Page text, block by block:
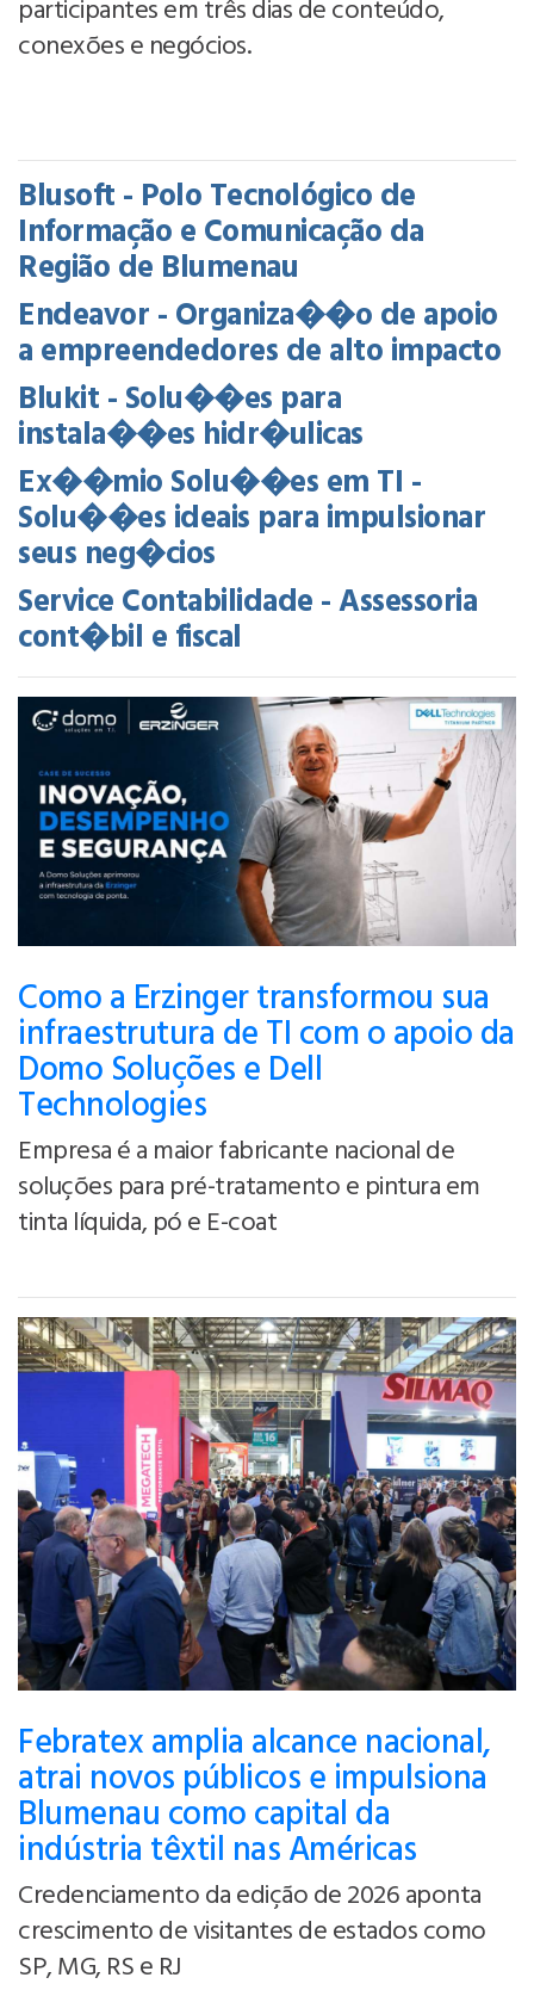
participantes em três dias de conteúdo,
conexões e negócios.
Blusoft - Polo Tecnológico de
Informação e Comunicação da
Região de Blumenau
Endeavor - Organiza��o de apoio
a empreendedores de alto impacto
Blukit - Solu��es para
instala��es hidr�ulicas
Ex��mio Solu��es em TI -
Solu��es ideais para impulsionar
seus neg�cios
Service Contabilidade - Assessoria
cont�bil e fiscal
Como a Erzinger transformou sua
infraestrutura de TI com o apoio da
Domo Soluções e Dell
Technologies
Empresa é a maior fabricante nacional de
soluções para pré-tratamento e pintura em
tinta líquida, pó e E-coat
Febratex amplia alcance nacional,
atrai novos públicos e impulsiona
Blumenau como capital da
indústria têxtil nas Américas
Credenciamento da edição de 2026 aponta
crescimento de visitantes de estados como
SP, MG, RS e RJ